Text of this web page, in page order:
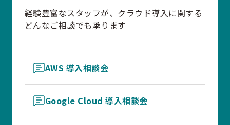
経験豊富なスタッフが、クラウド導入に関する
どんなご相談でも承ります
AWS 導入相談会
Google Cloud 導入相談会